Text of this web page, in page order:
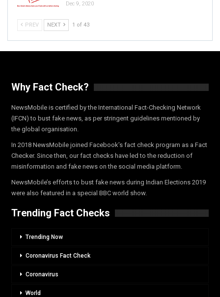
Dec 9, 2020
PREV NEXT 1 of 43
Why Fact Check?
NewsMobile is certified by the International Fact-Checking Network
(IFCN) to bust fake news, as per stringent guidelines mentioned by
the global organisation.
In 2018 NewsMobile joined Facebook’s fact check program as a Fact
Checker. Since then, our fact checks have led to the reduction of
misinformation and fake news on the social media platform.
NewsMobile’s efforts to bust fake news during Indian Elections 2019
were also featured in a special BBC world show.
Trending Fact Checks
Trending Now
Coronavirus Fact Check
Coronavirus
World